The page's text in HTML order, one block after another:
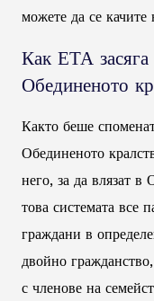
можете да се качите
Как ЕТА засяга
Обединеното
Както беше
Обединеното
него, за да влязат в
това системата все
граждани в
двойно
с членове на